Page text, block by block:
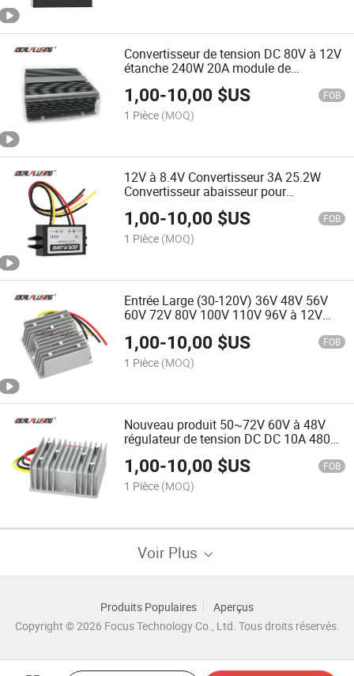
Convertisseur de tension DC 80V à 12V
étanche 240W 20A module de
puissance DC abaisseur pour chariots
de golf
1,00-10,00 $US FOB
1 Pièce (MOQ)
12V à 8.4V Convertisseur 3A 25.2W
Convertisseur abaisseur pour
alimentation LED de voiture Module
1,00-10,00 $US FOB
1 Pièce (MOQ)
Entrée Large (30-120V) 36V 48V 56V
60V 72V 80V 100V 110V 96V à 12V
Abaisseur
1,00-10,00 $US FOB
1 Pièce (MOQ)
Nouveau produit 50~72V 60V à 48V
régulateur de tension DC DC 10A 480W
convertisseur d'alimentation
1,00-10,00 $US FOB
1 Pièce (MOQ)
Voir Plus
Produits Populaires
Aperçus
Copyright © 2026 Focus Technology Co., Ltd. Tous droits réservés.